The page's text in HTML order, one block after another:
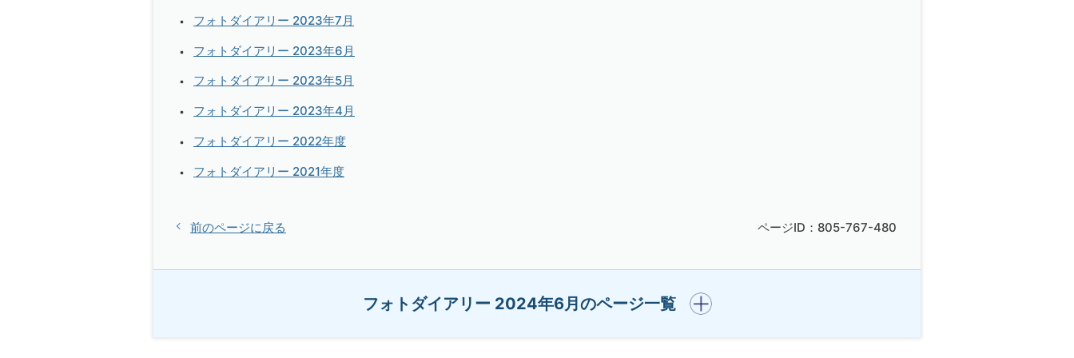
フォトダイアリー 2023年7月
フォトダイアリー 2023年6月
フォトダイアリー 2023年5月
フォトダイアリー 2023年4月
フォトダイアリー 2022年度
フォトダイアリー 2021年度
前のページに戻る ページID：805-767-480
フォトダイアリー 2024年6月のページ一覧
開く